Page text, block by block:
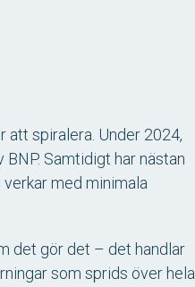
spiralera. Under 2024,
Samtidigt har nästan
med minimala
det gör det – det handlar
som sprids över hela